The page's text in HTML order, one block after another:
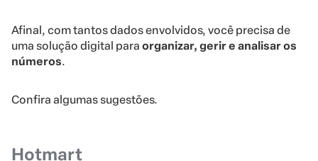
Afinal, com tantos dados envolvidos, você precisa de
uma solução digital para organizar, gerir e analisar os
números.
Confira algumas sugestões.
Hotmart